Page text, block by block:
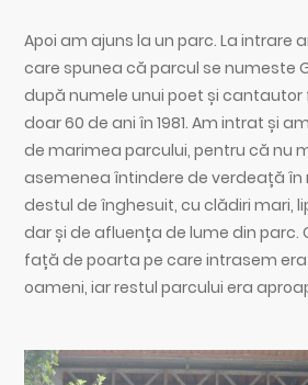
Apoi am ajuns la un parc. La intrare
care spunea că parcul se numeste
după numele unui poet și
doar 60 de ani în 1981. Am intrat și
de marimea parcului, pentru că nu
asemenea întindere de verdeață în
destul de înghesuit, cu clădiri mari,
dar și de afluența de lume din parc.
față de poarta pe care intrasem
oameni, iar restul parcului era